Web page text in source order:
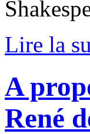
Lire la
A
René